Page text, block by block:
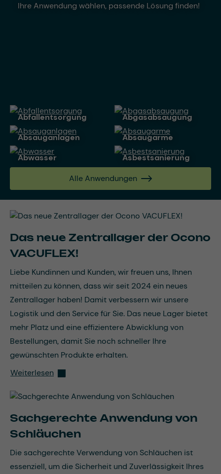
Ihre Anwendung wählen, passende Lösung finden!
Abfallentsorgung
Abgasabsaugung
Absauganlagen
Absaugarme
Abwasser
Asbestsanierung
Alle Anwendungen
Das neue Zentrallager der Ocono
VACUFLEX!
Liebe Kundinnen und Kunden, wir freuen uns, Ihnen
mitteilen zu können, dass wir seit 2024 ein neues
Zentrallager haben! Damit verbessern wir unsere
Logistik und den Service für Sie. Das neue Lager bietet
mehr Platz und eine effizientere Abwicklung von
Bestellungen, damit Sie noch schneller Ihre
gewünschten Produkte erhalten.
Weiterlesen
Sachgerechte Anwendung von
Schläuchen
Die sachgerechte Verwendung von Schläuchen ist
essenziell, um die Sicherheit und Zuverlässigkeit Ihres